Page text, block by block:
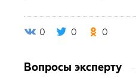
0 0 0
Вопросы эксперту